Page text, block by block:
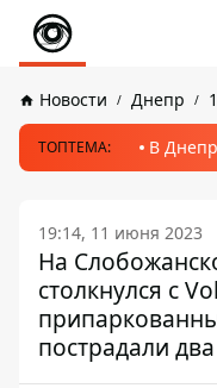
Новости Днепр
ТОПТЕМА: В
19:14, 11 июня 2023
На
столкнулся с
пострадали